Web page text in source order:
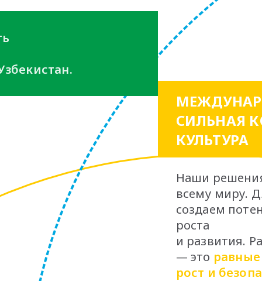
СИЛЬНАЯ
КУЛЬТУРА
Наши
всему миру.
создаем
роста
и развития.
— это
рост и